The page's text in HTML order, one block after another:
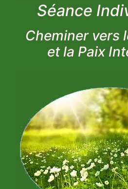
Séance
Cheminer vers
et la Paix